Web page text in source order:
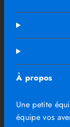
À propos
Une petite
équipe vos